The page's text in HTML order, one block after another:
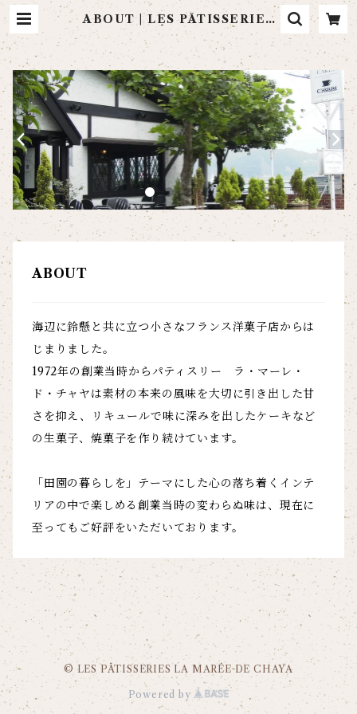
ABOUT | LES PÂTISSERIES
LA MARÉE DE CHAYA
ABOUT
海辺に鈴懸と共に立つ小さなフランス洋菓子店からは
じまりました。
1972年の創業当時からパティスリー ラ・マーレ・
ド・チャヤは素材の本来の風味を大切に引き出した甘
さを抑え、リキュールで味に深みを出したケーキなど
の生菓子、焼菓子を作り続けています。
「田園の暮らしを」テーマにした心の落ち着くインテ
リアの中で楽しめる創業当時の変わらぬ味は、現在に
至ってもご好評をいただいております。
© LES PÂTISSERIES LA MARÉE DE CHAYA
Powered by